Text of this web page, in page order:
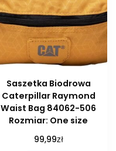
Saszetka Biodrowa
Caterpillar Raymond
Waist Bag 84062-506
Rozmiar: One size
99,99zł